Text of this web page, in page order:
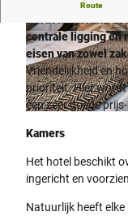
© JOACHIM GROTHUS
Route
centrale ligging en
eisen van zowel
Vriendelijkheid en
prioriteit. Hier wordt
een zeer goede
Kamers
Het hotel beschikt
ingericht en
Natuurlijk heeft elke